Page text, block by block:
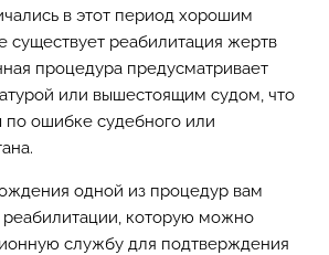
в этот период хорошим
существует реабилитация жертв
процедура предусматривает
или вышестоящим судом, что
ошибке судебного или
одной из процедур вам
реабилитации, которую можно
службу для подтверждения